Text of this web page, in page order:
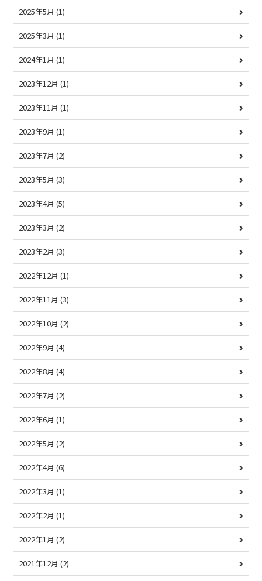
2025年5月 (1)
2025年3月 (1)
2024年1月 (1)
2023年12月 (1)
2023年11月 (1)
2023年9月 (1)
2023年7月 (2)
2023年5月 (3)
2023年4月 (5)
2023年3月 (2)
2023年2月 (3)
2022年12月 (1)
2022年11月 (3)
2022年10月 (2)
2022年9月 (4)
2022年8月 (4)
2022年7月 (2)
2022年6月 (1)
2022年5月 (2)
2022年4月 (6)
2022年3月 (1)
2022年2月 (1)
2022年1月 (2)
2021年12月 (2)